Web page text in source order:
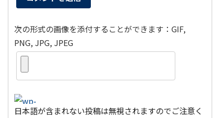
次の形式の画像を添付することができます：GIF,
PNG, JPG, JPEG
日本語が含まれない投稿は無視されますのでご注意く